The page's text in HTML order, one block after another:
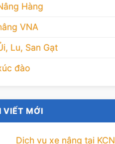
Hàng
VNA
Lu, San Gạt
đào
VIẾT MỚI
Dịch vụ xe nâng tại KCN